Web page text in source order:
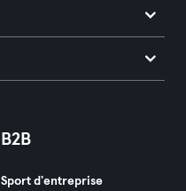
B2B
Sport d'entreprise